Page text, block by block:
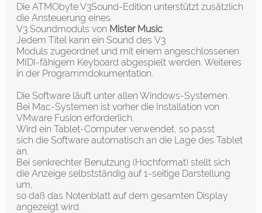
Die ATMObyte V3Sound-Edition unterstützt zusätzlich
die Ansteuerung eines
V3 Soundmoduls von Mister Music
Jedem Titel kann ein Sound des V3
Moduls zugeordnet und mit einem angeschlossenen
MIDI-fähigem Keyboard abgespielt werden. Weiteres
in der Programmdokumentation.
Die Software läuft unter allen Windows-Systemen.
Bei Mac-Systemen ist vorher die Installation von
VMware Fusion erforderlich.
Wird ein Tablet-Computer verwendet, so passt
sich die Software automatisch an die Lage des Tablet
an.
Bei senkrechter Benutzung (Hochformat) stellt sich
die Anzeige selbstständig auf 1-seitige Darstellung
um,
so daß das Notenblatt auf dem gesamten Display
angezeigt wird.